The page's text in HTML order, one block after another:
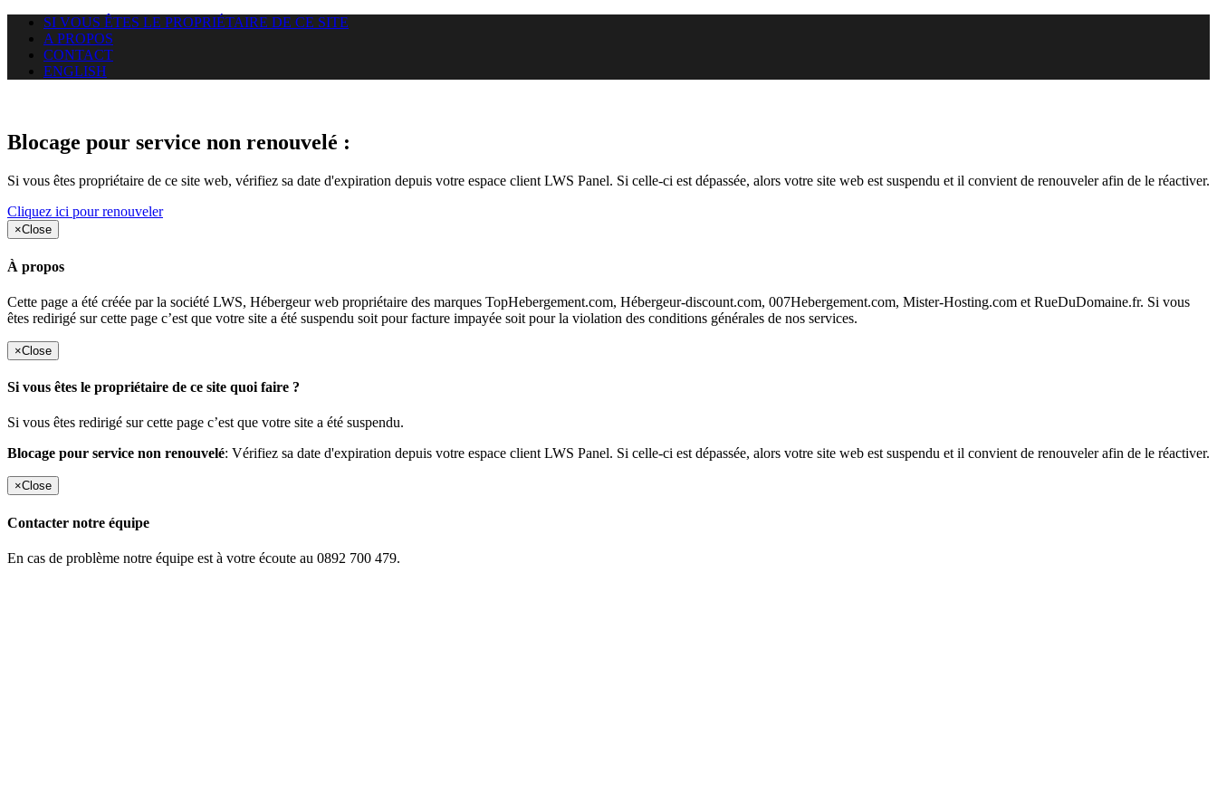
SI VOUS ÊTES LE PROPRIÉTAIRE DE CE SITE
A PROPOS
CONTACT
ENGLISH
Blocage pour service non renouvelé :
Si vous êtes propriétaire de ce site web, vérifiez sa date d'expiration depuis votre espace client LWS Panel. Si celle-ci est dépassée, alors votre site web est suspendu et il convient de renouveler afin de le réactiver.
Cliquez ici pour renouveler
×Close
À propos
Cette page a été créée par la société LWS, Hébergeur web propriétaire des marques TopHebergement.com, Hébergeur-discount.com, 007Hebergement.com, Mister-Hosting.com et RueDuDomaine.fr. Si vous
êtes redirigé sur cette page c’est que votre site a été suspendu soit pour facture impayée soit pour la violation des conditions générales de nos services.
×Close
Si vous êtes le propriétaire de ce site quoi faire ?
Si vous êtes redirigé sur cette page c’est que votre site a été suspendu.
Blocage pour service non renouvelé: Vérifiez sa date d'expiration depuis votre espace client LWS Panel. Si celle-ci est dépassée, alors votre site web est suspendu et il convient de renouveler afin de le réactiver.
×Close
Contacter notre équipe
En cas de problème notre équipe est à votre écoute au 0892 700 479.